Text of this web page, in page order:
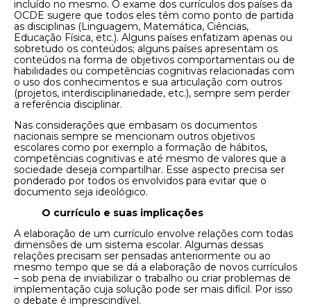
incluído no mesmo. O exame dos currículos dos países da
OCDE sugere que todos eles têm como ponto de partida
as disciplinas (Linguagem, Matemática, Ciências,
Educação Física, etc.). Alguns países enfatizam apenas ou
sobretudo os conteúdos; alguns países apresentam os
conteúdos na forma de objetivos comportamentais ou de
habilidades ou competências cognitivas relacionadas com
o uso dos conhecimentos e sua articulação com outros
(projetos, interdisciplinariedade, etc.), sempre sem perder
a referência disciplinar.
Nas considerações que embasam os documentos
nacionais sempre se mencionam outros objetivos
escolares como por exemplo a formação de hábitos,
competências cognitivas e até mesmo de valores que a
sociedade deseja compartilhar. Esse aspecto precisa ser
ponderado por todos os envolvidos para evitar que o
documento seja ideológico.
O currículo e suas implicações
A elaboração de um currículo envolve relações com todas
dimensões de um sistema escolar. Algumas dessas
relações precisam ser pensadas anteriormente ou ao
mesmo tempo que se dá a elaboração de novos currículos
– sob pena de inviabilizar o trabalho ou criar problemas de
implementação cuja solução pode ser mais difícil. Por isso
o debate é imprescindível.